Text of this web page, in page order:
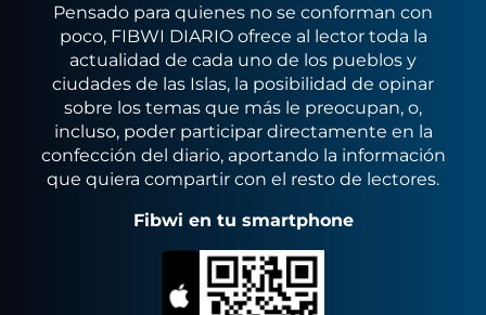
Pensado para quienes no se conforman con
poco, FIBWI DIARIO ofrece al lector toda la
actualidad de cada uno de los pueblos y
ciudades de las Islas, la posibilidad de opinar
sobre los temas que más le preocupan, o,
incluso, poder participar directamente en la
confección del diario, aportando la información
que quiera compartir con el resto de lectores.
Fibwi en tu smartphone